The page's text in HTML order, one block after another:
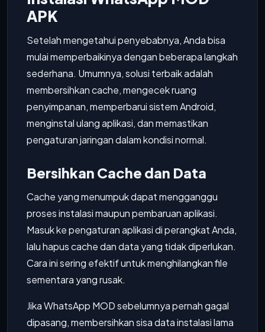
APK
Setelah mengetahui penyebabnya, Anda bisa
mulai memperbaikinya dengan beberapa langkah
sederhana. Umumnya, solusi terbaik adalah
membersihkan cache, mengecek ruang
penyimpanan, memperbarui sistem Android,
menginstal ulang aplikasi, dan memastikan
pengaturan jaringan dalam kondisi normal.
Bersihkan Cache dan Data
Cache yang menumpuk dapat mengganggu
proses instalasi maupun pembaruan aplikasi.
Masuk ke pengaturan aplikasi di perangkat Anda,
lalu hapus cache dan data yang tidak diperlukan.
Cara ini sering efektif untuk menghilangkan file
sementara yang rusak.
Jika WhatsApp MOD sebelumnya pernah gagal
dipasang, membersihkan sisa data instalasi lama